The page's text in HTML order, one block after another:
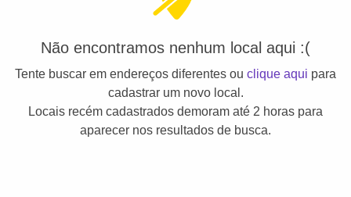
Não encontramos nenhum local aqui :(
Tente buscar em endereços diferentes ou clique aqui para
cadastrar um novo local.
Locais recém cadastrados demoram até 2 horas para
aparecer nos resultados de busca.